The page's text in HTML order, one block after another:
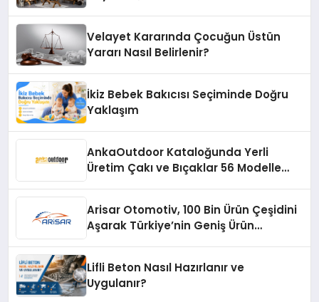
Velayet Kararında Çocuğun Üstün
Yararı Nasıl Belirlenir?
İkiz Bebek Bakıcısı Seçiminde Doğru
Yaklaşım
AnkaOutdoor Kataloğunda Yerli
Üretim Çakı ve Bıçaklar 56 Modelle
Arisar Otomotiv, 100 Bin Ürün Çeşidini
Aşarak Türkiye’nin Geniş Ürün
Lifli Beton Nasıl Hazırlanır ve
Uygulanır?